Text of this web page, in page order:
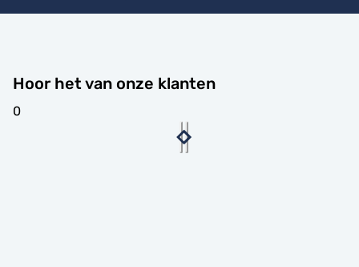
Hoor het van onze klanten
0